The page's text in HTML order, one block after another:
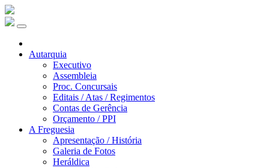
Autarquia
Executivo
Assembleia
Proc. Concursais
Editais / Atas / Regimentos
Contas de Gerência
Orçamento / PPI
A Freguesia
Apresentação / História
Galeria de Fotos
Heráldica